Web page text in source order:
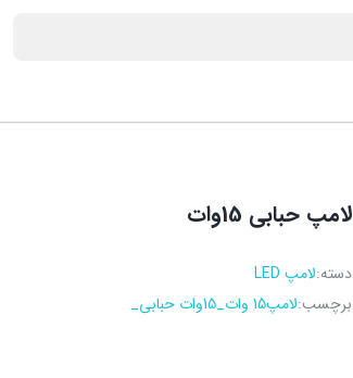
لامپ حبابی 15وات
دسته:لامپ LED
برچسب:لامپ15 وات_15وات حبابی_